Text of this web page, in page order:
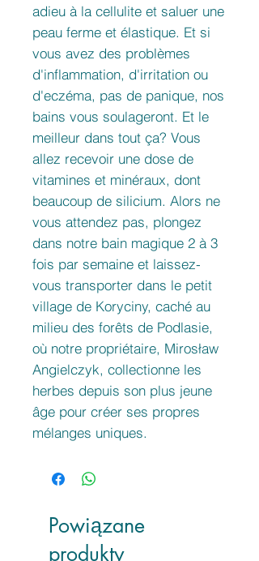
adieu à la cellulite et saluer une
peau ferme et élastique. Et si
vous avez des problèmes
d'inflammation, d'irritation ou
d'eczéma, pas de panique, nos
bains vous soulageront. Et le
meilleur dans tout ça? Vous
allez recevoir une dose de
vitamines et minéraux, dont
beaucoup de silicium. Alors ne
vous attendez pas, plongez
dans notre bain magique 2 à 3
fois par semaine et laissez-
vous transporter dans le petit
village de Koryciny, caché au
milieu des forêts de Podlasie,
où notre propriétaire, Mirosław
Angielczyk, collectionne les
herbes depuis son plus jeune
âge pour créer ses propres
mélanges uniques.
Powiązane
produkty